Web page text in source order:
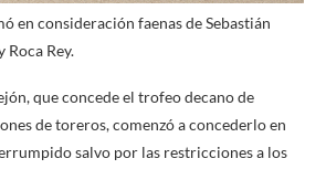
en consideración faenas de Sebastián
Roca Rey.
que concede el trofeo decano de
de toreros, comenzó a concederlo en
salvo por las restricciones a los